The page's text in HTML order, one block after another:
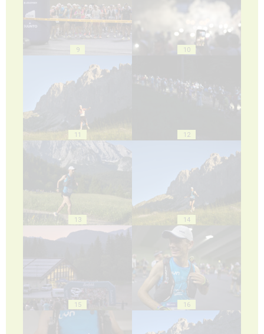
9 10
11 12
13 14
15 16